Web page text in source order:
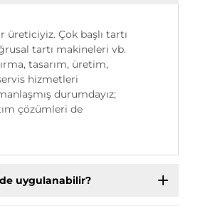
üreticiyiz. Çok başlı tartı
tartı makineleri vb.
tasarım, üretim,
hizmetleri
durumdayız;
çözümleri de
uygulanabilir?